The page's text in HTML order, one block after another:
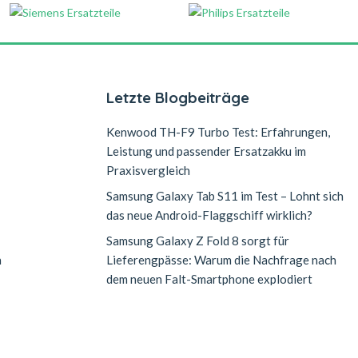
Letzte Blogbeiträge
Kenwood TH-F9 Turbo Test: Erfahrungen,
Leistung und passender Ersatzakku im
Praxisvergleich
Samsung Galaxy Tab S11 im Test – Lohnt sich
das neue Android-Flaggschiff wirklich?
Samsung Galaxy Z Fold 8 sorgt für
Lieferengpässe: Warum die Nachfrage nach
dem neuen Falt-Smartphone explodiert